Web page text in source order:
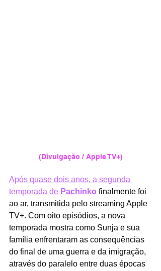
(Divulgação / Apple TV+)
Após quase dois anos, a segunda
temporada de Pachinko finalmente foi
ao ar, transmitida pelo streaming Apple
TV+. Com oito episódios, a nova
temporada mostra como Sunja e sua
família enfrentaram as consequências
do final de uma guerra e da imigração,
através do paralelo entre duas épocas